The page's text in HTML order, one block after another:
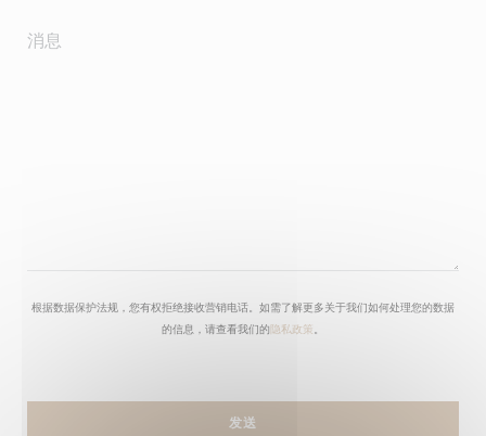
根据数据保护法规，您有权拒绝接收营销电话。如需了解更多关于我们如何处理您的数据
的信息，请查看我们的 隐私政策。